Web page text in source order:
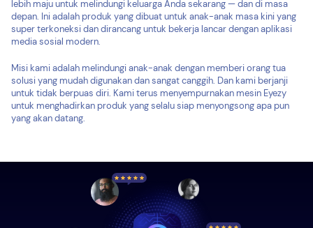
lebih maju untuk melindungi keluarga Anda sekarang — dan di masa
depan. Ini adalah produk yang dibuat untuk anak-anak masa kini yang
super terkoneksi dan dirancang untuk bekerja lancar dengan aplikasi
media sosial modern.
Misi kami adalah melindungi anak-anak dengan memberi orang tua
solusi yang mudah digunakan dan sangat canggih. Dan kami berjanji
untuk tidak berpuas diri. Kami terus menyempurnakan mesin Eyezy
untuk menghadirkan produk yang selalu siap menyongsong apa pun
yang akan datang.